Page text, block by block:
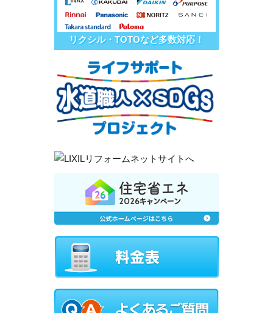
リクシル・TOTOなど多数対応！